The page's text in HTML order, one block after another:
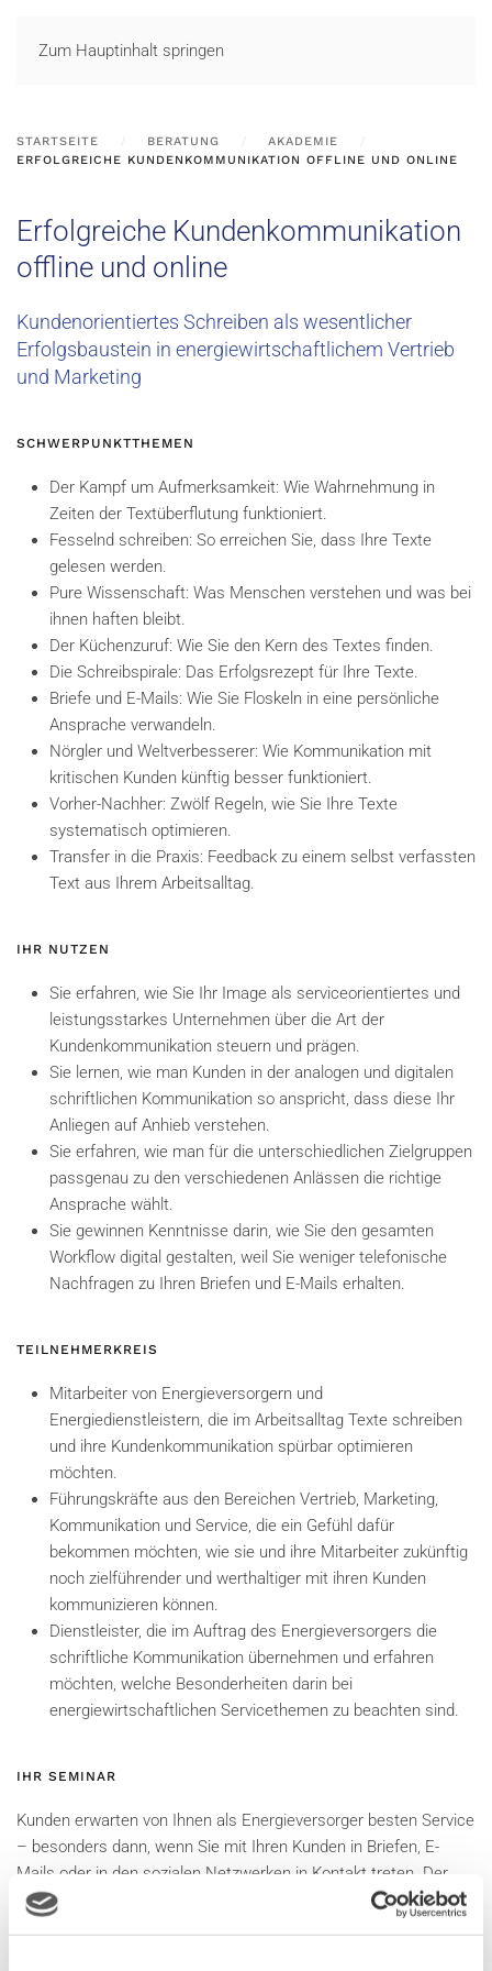
Zum Hauptinhalt springen
STARTSEITE BERATUNG
AKADEMIE
ERFOLGREICHE KUNDENKOMMUNIKATION OFFLINE UND ONLINE
Erfolgreiche Kundenkommunikation
offline und online
Kundenorientiertes Schreiben als wesentlicher
Erfolgsbaustein in energiewirtschaftlichem Vertrieb
und Marketing
SCHWERPUNKTTHEMEN
Der Kampf um Aufmerksamkeit: Wie Wahrnehmung in
Zeiten der Textüberflutung funktioniert.
Fesselnd schreiben: So erreichen Sie, dass Ihre Texte
gelesen werden.
Pure Wissenschaft: Was Menschen verstehen und was bei
ihnen haften bleibt.
Der Küchenzuruf: Wie Sie den Kern des Textes finden.
Die Schreibspirale: Das Erfolgsrezept für Ihre Texte.
Briefe und E-Mails: Wie Sie Floskeln in eine persönliche
Ansprache verwandeln.
Nörgler und Weltverbesserer: Wie Kommunikation mit
kritischen Kunden künftig besser funktioniert.
Vorher-Nachher: Zwölf Regeln, wie Sie Ihre Texte
systematisch optimieren.
Transfer in die Praxis: Feedback zu einem selbst verfassten
Text aus Ihrem Arbeitsalltag.
IHR NUTZEN
Sie erfahren, wie Sie Ihr Image als serviceorientiertes und
leistungsstarkes Unternehmen über die Art der
Kundenkommunikation steuern und prägen.
Sie lernen, wie man Kunden in der analogen und digitalen
schriftlichen Kommunikation so anspricht, dass diese Ihr
Anliegen auf Anhieb verstehen.
Sie erfahren, wie man für die unterschiedlichen Zielgruppen
passgenau zu den verschiedenen Anlässen die richtige
Ansprache wählt.
Sie gewinnen Kenntnisse darin, wie Sie den gesamten
Workflow digital gestalten, weil Sie weniger telefonische
Nachfragen zu Ihren Briefen und E-Mails erhalten.
TEILNEHMERKREIS
Mitarbeiter von Energieversorgern und
Energiedienstleistern, die im Arbeitsalltag Texte schreiben
und ihre Kundenkommunikation spürbar optimieren
möchten.
Führungskräfte aus den Bereichen Vertrieb, Marketing,
Kommunikation und Service, die ein Gefühl dafür
bekommen möchten, wie sie und ihre Mitarbeiter zukünftig
noch zielführender und werthaltiger mit ihren Kunden
kommunizieren können.
Dienstleister, die im Auftrag des Energieversorgers die
schriftliche Kommunikation übernehmen und erfahren
möchten, welche Besonderheiten darin bei
energiewirtschaftlichen Servicethemen zu beachten sind.
IHR SEMINAR
Kunden erwarten von Ihnen als Energieversorger besten Service
– besonders dann, wenn Sie mit Ihren Kunden in Briefen, E-
Mails oder in den sozialen Netzwerken in Kontakt treten. Der
entscheidende Teil der Kundenkommunikation läuft schriftlich